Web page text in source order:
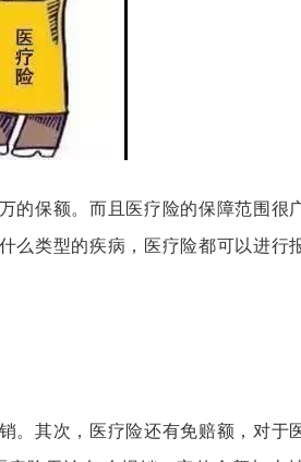
的保额。而且医疗险的保障范围很
么类型的疾病 ， 医疗险都可以进行
。其次 ， 医疗险还有免赔额 ，对于